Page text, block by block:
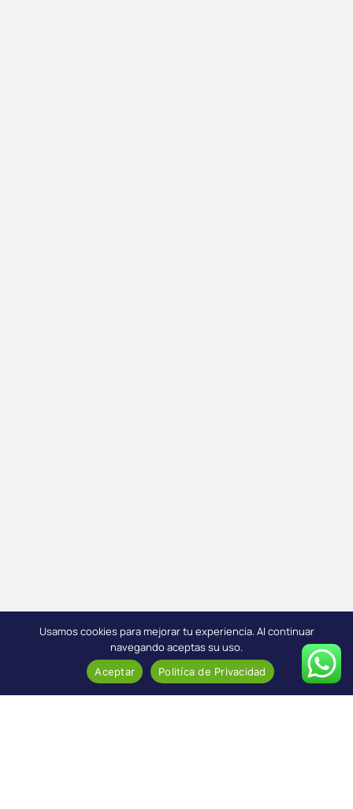
Usamos cookies para mejorar tu experiencia. Al continuar
navegando aceptas su uso.
Aceptar Politíca de Privacidad